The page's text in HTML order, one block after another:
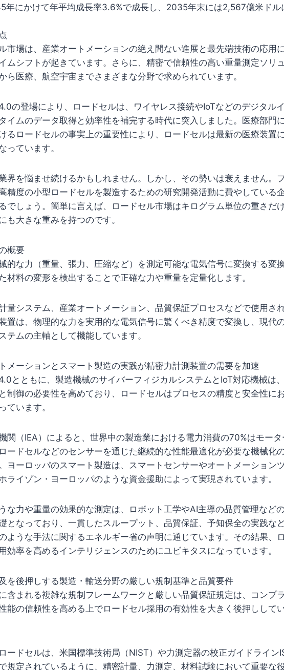
年にかけて年平均成長率3.6%で成長し、2035年末には2,567億米ドル
市場は、産業オートメーションの絶え間ない進展と最先端技術の応用
ムシフトが起きています。さらに、精密で信頼性の高い重量測定ソリ
ら医療、航空宇宙までさまざまな分野で求められています。
の登場により、ロードセルは、ワイヤレス接続やIoTなどのデジタル
イムのデータ取得と効率性を補完する時代に突入しました。医療部門
るロードセルの事実上の重要性により、ロードセルは最新の医療装置
っています。
界を悩ませ続けるかもしれません。しかし、その勢いは衰えません。
精度の小型ロードセルを製造するための研究開発活動に費やしている
でしょう。簡単に言えば、ロードセル市場はキログラム単位の重さだ
も大きな重みを持つのです。
概要
的な力（重量、張力、圧縮など）を測定可能な電気信号に変換する変
材料の変形を検出することで正確な力や重量を定量化します。
量システム、産業オートメーション、品質保証プロセスなどで使用さ
置は、物理的な力を実用的な電気信号に驚くべき精度で変換し、現代
テムの主軸として機能しています。
メーションとスマート製造の実践が精密力計測装置の需要を加速
とともに、製造機械のサイバーフィジカルシステムとIoT対応機械は
制御の必要性を高めており、ロードセルはプロセスの精度と安全性に
ています。
関（IEA）によると、世界中の製造業における電力消費の70%はモータ
ードセルなどのセンサーを通じた継続的な性能最適化が必要な機械化
ヨーロッパのスマート製造は、スマートセンサーやオートメーション
ライゾン・ヨーロッパのような資金援助によって実現されています。
な力や重量の効果的な測定は、ロボット工学やAI主導の品質管理など
となっており、一貫したスループット、品質保証、予知保全の実践な
ような手法に関するエネルギー省の声明に通じています。その結果、
効率を高めるインテリジェンスのためにユビキタスになっています。
を後押しする製造・輸送分野の厳しい規制基準と品質要件
含まれる複雑な規制フレームワークと厳しい品質保証規定は、コンプ
能の信頼性を高める上でロードセル採用の有効性を大きく後押しして
ードセルは、米国標準技術局（NIST）や力測定器の校正ガイドライン
規定されているように、精密計量、力測定、材料試験において重要な